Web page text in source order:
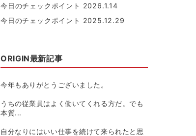
今日のチェックポイント 2026.1.14
今日のチェックポイント 2025.12.29
ORIGIN最新記事
今年もありがとうございました。
うちの従業員はよく働いてくれる方だ。でも
本質...
自分なりにはいい仕事を続けて来られたと思